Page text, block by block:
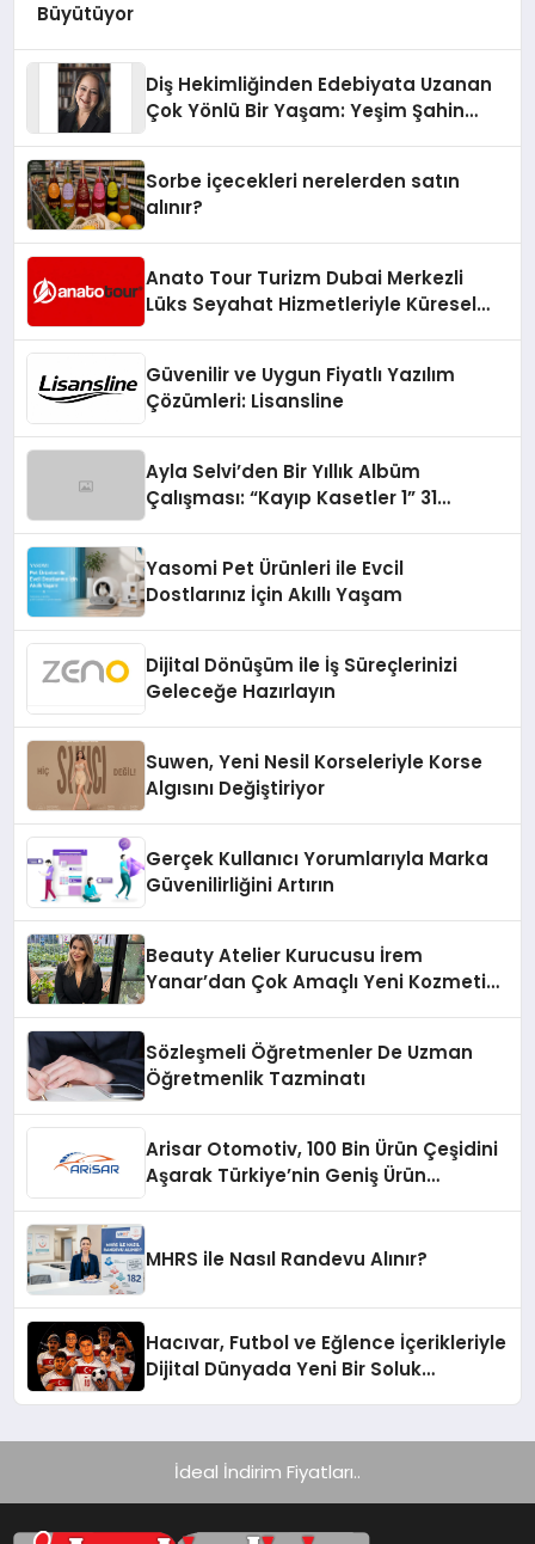
Büyütüyor
Diş Hekimliğinden Edebiyata Uzanan
Çok Yönlü Bir Yaşam: Yeşim Şahin
Sorbe içecekleri nerelerden satın
alınır?
Anato Tour Turizm Dubai Merkezli
Lüks Seyahat Hizmetleriyle Küresel
Güvenilir ve Uygun Fiyatlı Yazılım
Çözümleri: Lisansline
Ayla Selvi’den Bir Yıllık Albüm
Çalışması: “Kayıp Kasetler 1” 31
Yasomi Pet Ürünleri ile Evcil
Dostlarınız İçin Akıllı Yaşam
Dijital Dönüşüm ile İş Süreçlerinizi
Geleceğe Hazırlayın
Suwen, Yeni Nesil Korseleriyle Korse
Algısını Değiştiriyor
Gerçek Kullanıcı Yorumlarıyla Marka
Güvenilirliğini Artırın
Beauty Atelier Kurucusu İrem
Yanar’dan Çok Amaçlı Yeni Kozmetik
Sözleşmeli Öğretmenler De Uzman
Öğretmenlik Tazminatı
Arisar Otomotiv, 100 Bin Ürün Çeşidini
Aşarak Türkiye’nin Geniş Ürün
MHRS ile Nasıl Randevu Alınır?
Hacıvar, Futbol ve Eğlence İçerikleriyle
Dijital Dünyada Yeni Bir Soluk
İdeal İndirim Fiyatları..